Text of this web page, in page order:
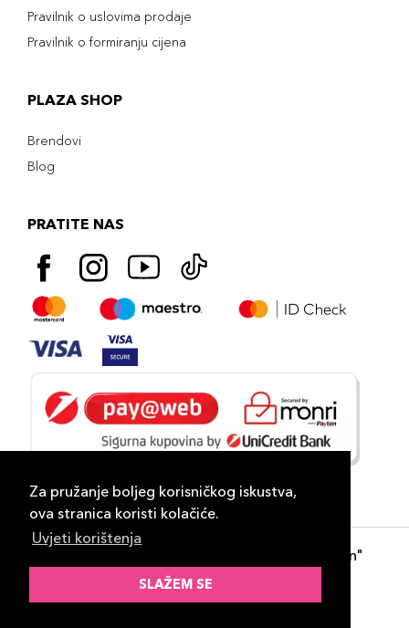
Za pružanje boljeg korisničkog iskustva,
ova stranica koristi kolačiće.
Uvjeti korištenja
SLAŽEM SE
Pravilnik o uslovima prodaje
Pravilnik o formiranju cijena
PLAZA SHOP
Brendovi
Blog
PRATITE NAS
- "DP Lux Distribution"
d.o.o. Banja Luka
ID-S Consulting d.o.o. Sarajevo